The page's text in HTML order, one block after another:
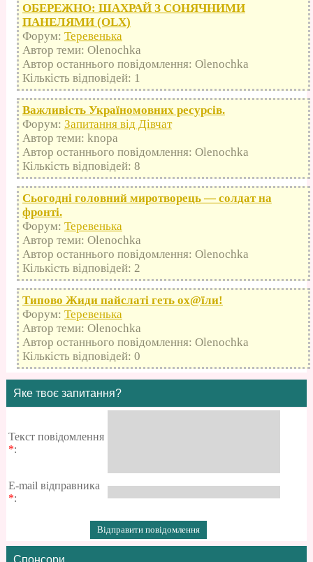
ОБЕРЕЖНО: ШАХРАЙ З СОНЯЧНИМИ
ПАНЕЛЯМИ (OLX)
Форум: Теревенька
Автор теми: Olenochka
Автор останнього повідомлення: Olenochka
Кількість відповідей: 1
Важливість Україномовних ресурсів.
Форум: Запитання від Дівчат
Автор теми: knopa
Автор останнього повідомлення: Olenochka
Кількість відповідей: 8
Сьогодні головний миротворець — солдат на
фронті.
Форум: Теревенька
Автор теми: Olenochka
Автор останнього повідомлення: Olenochka
Кількість відповідей: 2
Типово Жиди пайслаті геть оx@їли!
Форум: Теревенька
Автор теми: Olenochka
Автор останнього повідомлення: Olenochka
Кількість відповідей: 0
Яке твоє запитання?
Текст повідомлення
*:
E-mail відправника
*:
Спонсори